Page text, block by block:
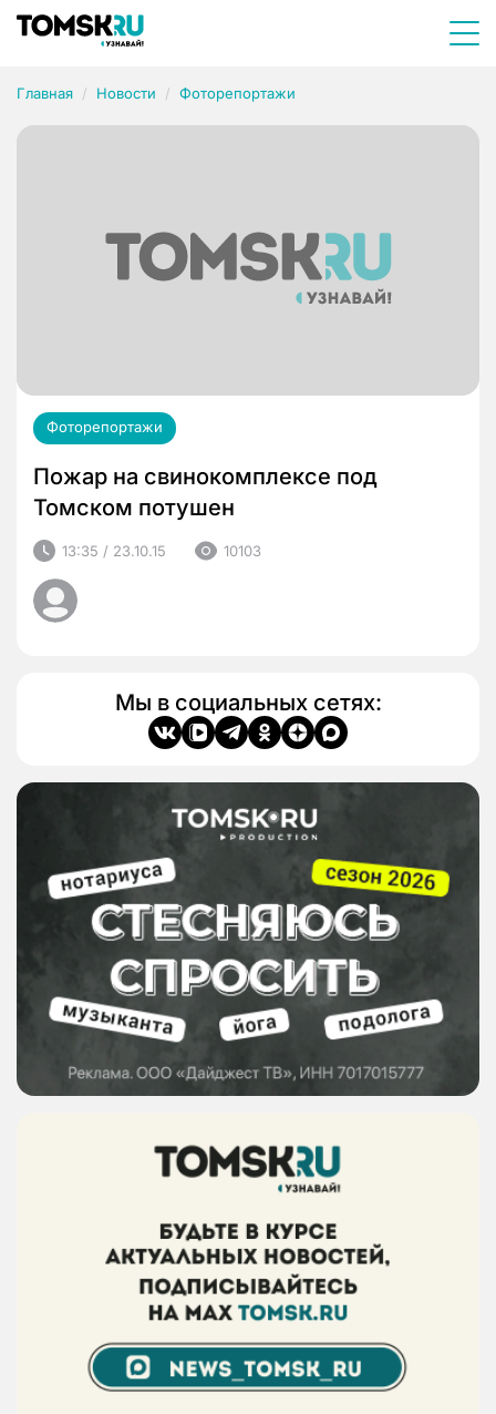
Главная Новости Фоторепортажи
Фоторепортажи
Пожар на свинокомплексе под
Томском потушен
13:35 / 23.10.15 10103
Мы в социальных сетях: